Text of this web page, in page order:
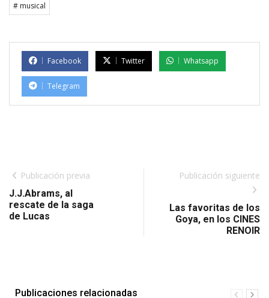
# musical
Facebook Twitter Whatsapp
Telegram
Publicación previa
J.J.Abrams, al
rescate de la saga
de Lucas
Publicación siguiente
Las favoritas de los
Goya, en los CINES
RENOIR
Publicaciones relacionadas